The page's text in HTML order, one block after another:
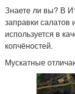
Знаете ли вы? В
заправки салатов
используется в
копчёностей.
Мускатные